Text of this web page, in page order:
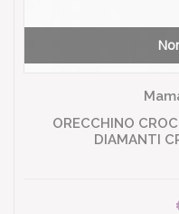
ORECCHINO
DIAMANTI